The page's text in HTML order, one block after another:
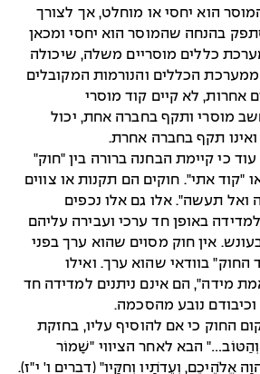
הוא יחסי או מוחלט, אך לצורך
בהנחה שהמוסר הוא יחסי ומכאן
כללים מוסריים משלה, שיכולה
ממערכת הכללים והנורמות המקובלים
אחרות, לא קיים קוד מוסרי
מוסרי ותקף בחברה אחת, יכול
תקף בחברה אחרת.
כי קיימת הבחנה ברורה בין "חוק"
"קוד אתי". חוקים הם תקנות או צווים
ואל תעשה". אלו גם אלו נכפים
למדידה באופן חד ערכי ועבירה עליהם
אין חוק מסוים שהוא ערך בפני
החוק" בוודאי שהוא ערך. ואילו
מידה", הם אינם ניתנים למדידה חד
נובע מהסכמה.
החוק כי אם להוסיף עליו, בחזקת
וְהַטּוֹב…" הבא לאחר הציווי "שָׁמוֹר
אֱלֹהֵיכֶם, וְעֵדֹתָיו וְחֻקָּיו" (דברים ו' י"ז).